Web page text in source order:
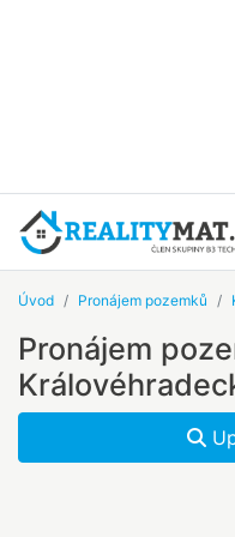
Úvod Pronájem pozemků
Pronájem